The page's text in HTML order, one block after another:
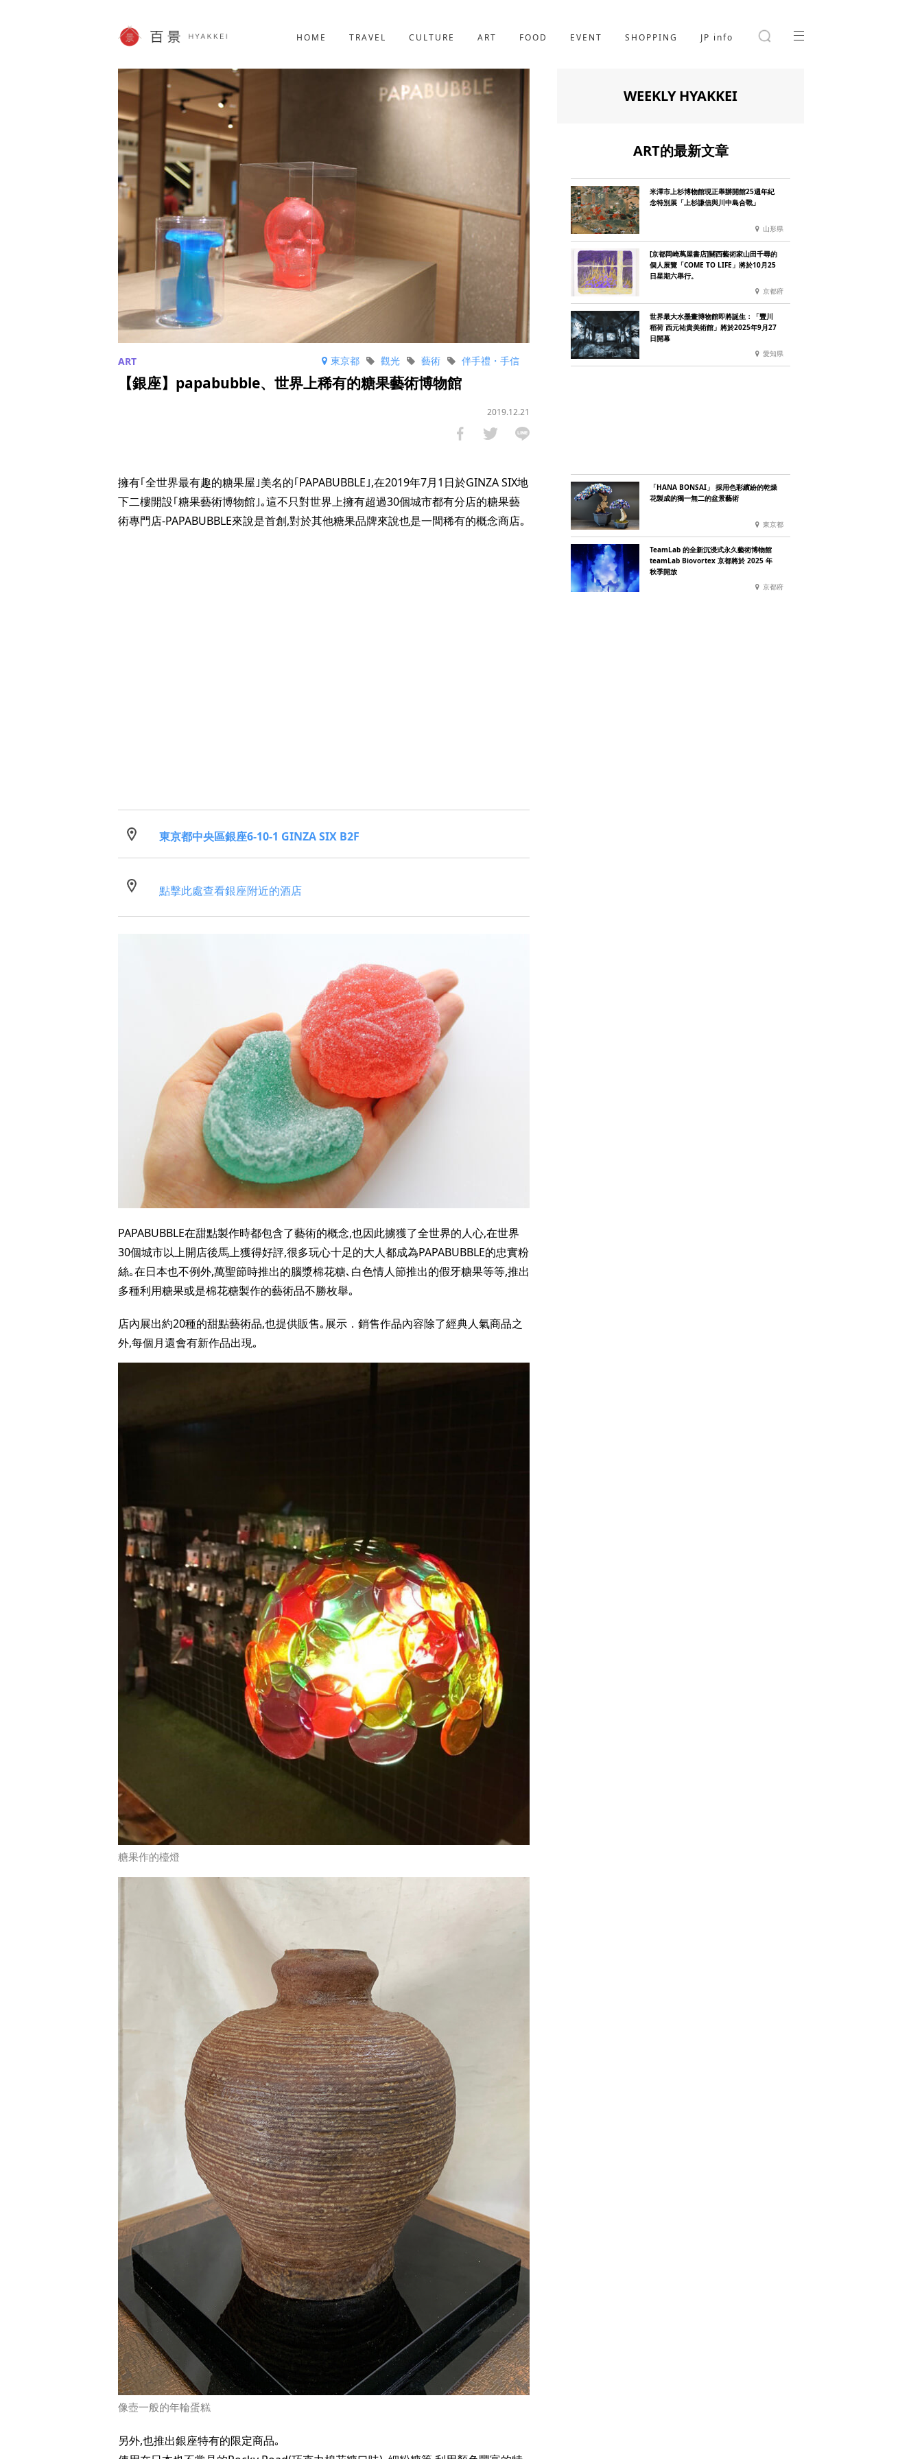
HOME TRAVEL CULTURE ART FOOD EVENT SHOPPING JP info
SHOPPING
JP info
東京都 伴手禮・手信
藝術
觀光
【銀座】papabubble、世界上稀有的糖果藝術博物館
2019.12.21
擁有｢全世界最有趣的糖果屋｣美名的｢PAPABUBBLE｣,在2019年7月1日於GINZA SIX地
下二樓開設｢糖果藝術博物館｣｡這不只對世界上擁有超過30個城市都有分店的糖果藝
術專門店-PAPABUBBLE來說是首創,對於其他糖果品牌來說也是一間稀有的概念商店｡
東京都中央區銀座6-10-1 GINZA SIX B2F
點擊此處查看銀座附近的酒店
PAPABUBBLE在甜點製作時都包含了藝術的概念,也因此擄獲了全世界的人心,在世界
30個城市以上開店後馬上獲得好評,很多玩心十足的大人都成為PAPABUBBLE的忠實粉
絲｡在日本也不例外,萬聖節時推出的腦漿棉花糖､白色情人節推出的假牙糖果等等,推出
多種利用糖果或是棉花糖製作的藝術品不勝枚舉｡
店內展出約20種的甜點藝術品,也提供販售｡展示．銷售作品內容除了經典人氣商品之
外,每個月還會有新作品出現｡
糖果作的檯燈
像壺一般的年輪蛋糕
另外,也推出銀座特有的限定商品｡
WEEKLY HYAKKEI
ART的最新文章
米澤市上杉博物館現正舉辦開館25週年紀
念特別展「上杉謙信與川中島合戰」
山形県
[京都岡崎蔦屋書店]關西藝術家山田千尋的
個人展覽「COME TO LIFE」將於10月25
日星期六舉行。
京都府
世界最大水墨畫博物館即將誕生：「豐川
稻荷 西元祐貴美術館」將於2025年9月27
日開幕
愛知県
「HANA BONSAI」 採用色彩繽紛的乾燥
花製成的獨一無二的盆景藝術
東京都
TeamLab 的全新沉浸式永久藝術博物館
teamLab Biovortex 京都將於 2025 年
秋季開放
京都府